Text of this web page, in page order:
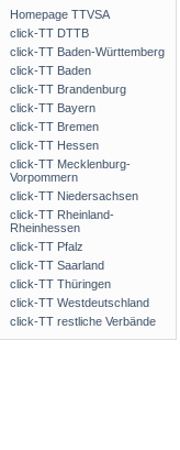
Homepage TTVSA
click-TT DTTB
click-TT Baden-Württemberg
click-TT Baden
click-TT Brandenburg
click-TT Bayern
click-TT Bremen
click-TT Hessen
click-TT Mecklenburg-
Vorpommern
click-TT Niedersachsen
click-TT Rheinland-
Rheinhessen
click-TT Pfalz
click-TT Saarland
click-TT Thüringen
click-TT Westdeutschland
click-TT restliche Verbände